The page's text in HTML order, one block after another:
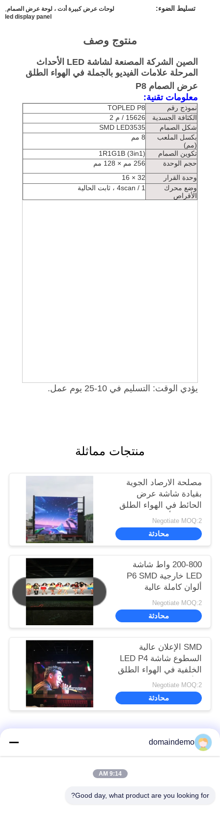
الدردشة
BAIDU
خريطة
الموقع
سياسة
الخصوصية
تسليط الضوء: لوحات عرض كبيرة أدت ، لوحة عرض الصمام
led display panel
منتوج وصف
الصين الشركة المصنعة لشاشة LED الأحداث
المرحلة علامات الفيديو بالجملة في الهواء الطلق
عرض الصمام P8
معلومات تقنية:
نموذج رقم
TOPLED P8
الكثافة الجسدية
15626 / م 2
شكل الصمام
SMD LED3535
بكسل الملعب
(مم)
8 مم
تكوين الصمام
1R1G1B (3in1)
حجم الوحدة
256 مم × 128 مم
وحدة القرار
32 × 16
وضع محرك
الأقراص
1 / 4scan ، ثابت الحالية
يؤدي الوقت: التسليم في 10-25 يوم عمل.
منتجات مماثلة
مصلحة الارصاد الجوية
بقيادة شاشة عرض
الحائط في الهواء الطلق
، الإعلان أدى عرض
الفيديو P6 P8 P10
1R1G1B
Negotiate MOQ:2
محادثة
200-800 واط شاشة
LED خارجية P6 SMD
ألوان كاملة عالية
800W شاشة LED
خارجية
Negotiate MOQ:2
محادثة
SMD الإعلان عالية
السطوع شاشة LED P4
الخلفية في الهواء الطلق
بالألوان الكاملة 1R1G1B
Negotiate MOQ:2
محادثة
فئات شعبية
domaindemo
9:14 AM
Good day, what product are you looking for?